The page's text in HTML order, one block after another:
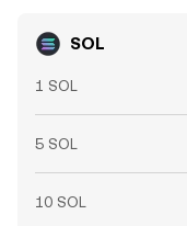
SOL
1 SOL
5 SOL
10 SOL